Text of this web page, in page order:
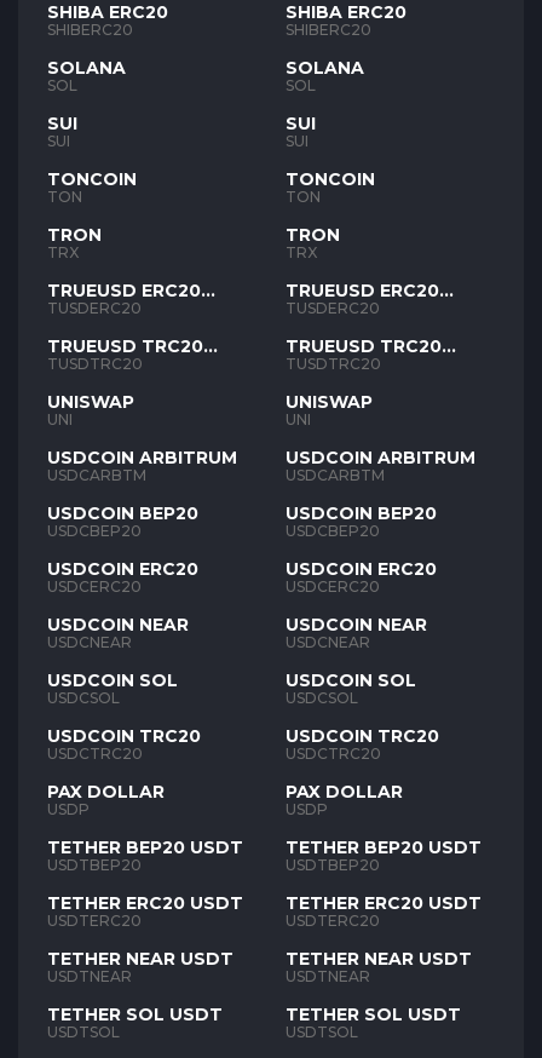
SHIBA ERC20
SHIBERC20
SOLANA
SOL
SUI
SUI
TONCOIN
TON
TRON
TRX
TRUEUSD ERC20
TUSD
TUSDERC20
TRUEUSD TRC20
TUSD
TUSDTRC20
UNISWAP
UNI
USDCOIN ARBITRUM
USDCARBTM
USDCOIN BEP20
USDCBEP20
USDCOIN ERC20
USDCERC20
USDCOIN NEAR
USDCNEAR
USDCOIN SOL
USDCSOL
USDCOIN TRC20
USDCTRC20
PAX DOLLAR
USDP
TETHER BEP20 USDT
USDTBEP20
TETHER ERC20 USDT
USDTERC20
TETHER NEAR USDT
USDTNEAR
TETHER SOL USDT
USDTSOL
SHIBA ERC20
SHIBERC20
SOLANA
SOL
SUI
SUI
TONCOIN
TON
TRON
TRX
TRUEUSD ERC20
TUSD
TUSDERC20
TRUEUSD TRC20
TUSD
TUSDTRC20
UNISWAP
UNI
USDCOIN ARBITRUM
USDCARBTM
USDCOIN BEP20
USDCBEP20
USDCOIN ERC20
USDCERC20
USDCOIN NEAR
USDCNEAR
USDCOIN SOL
USDCSOL
USDCOIN TRC20
USDCTRC20
PAX DOLLAR
USDP
TETHER BEP20 USDT
USDTBEP20
TETHER ERC20 USDT
USDTERC20
TETHER NEAR USDT
USDTNEAR
TETHER SOL USDT
USDTSOL